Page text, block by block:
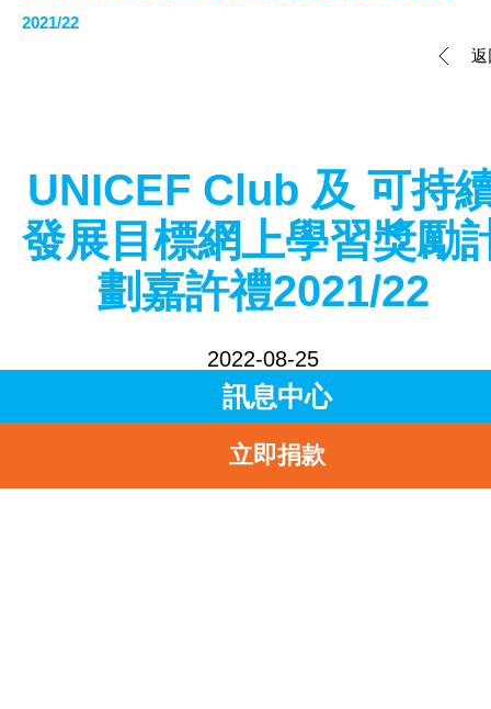
立即捐款
訊息中心
2021/22
返
UNICEF Club 及 可持
發展目標網上學習獎勵
劃嘉許禮2021/22
2022-08-25